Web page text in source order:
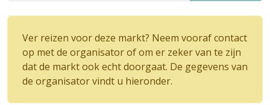
Ver reizen voor deze markt? Neem vooraf contact
op met de organisator of om er zeker van te zijn
dat de markt ook echt doorgaat. De gegevens van
de organisator vindt u hieronder.